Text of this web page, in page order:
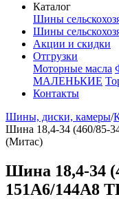
Каталог
Шины
Шины
Акции и скидки
Отгрузки
Моторные масла
МАЛЕНЬКИЕ
Контакты
Шины, диски, камеры/
Шина 18,4-34 (460/85-
(Митас)
Шина 18,4-34
151A6/144A8